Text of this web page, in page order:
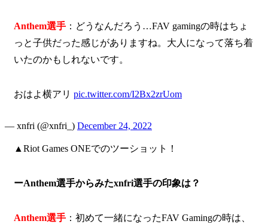
Anthem選手 ：どうなんだろう…FAV gamingの時はちょ
っと子供だった感じがありますね。大人になって落ち着
いたのかもしれないです。
おはよ横アリ pic.twitter.com/I2Bx2zrUom
— xnfri (@xnfri_) December 24, 2022
▲Riot Games ONEでのツーショット！
ーAnthem選手からみたxnfri選手の印象は？
Anthem選手 ：初めて一緒になったFAV Gamingの時は、